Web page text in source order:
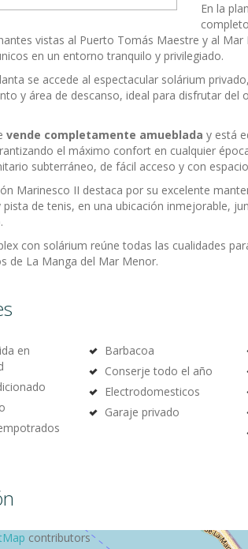
En la
vistas al Puerto Tomás Maestre y al
en un entorno tranquilo y privilegiado.
se accede al espectacular solárium
y área de descanso, ideal para disfrutar
vende completamente amueblada y está
el máximo confort en cualquier
subterráneo, de fácil acceso y con
Marinesco II destaca por su excelente
pista de tenis, en una ubicación inmejorable,
con solárium reúne todas las cualidades
de La Manga del Mar Menor.
en
Barbacoa
Conserje todo el año
Electrodomesticos
Garaje privado
contributors